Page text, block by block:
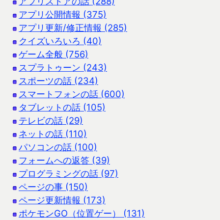
アプリ公開情報 (375)
アプリ更新/修正情報 (285)
クイズいろいろ (40)
ゲーム全般 (756)
スプラトゥーン (243)
スポーツの話 (234)
スマートフォンの話 (600)
タブレットの話 (105)
テレビの話 (29)
ネットの話 (110)
パソコンの話 (100)
フォームへの返答 (39)
プログラミングの話 (97)
ページの事 (150)
ページ更新情報 (173)
ポケモンGO（位置ゲー） (131)